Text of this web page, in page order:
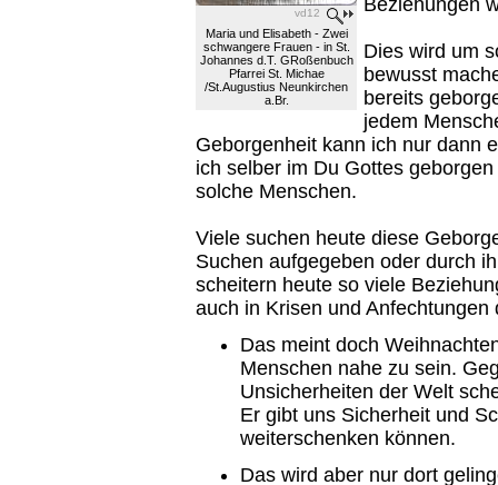
vd12
Maria und Elisabeth - Zwei
schwangere Frauen - in St.
Johannes d.T. GRoßenbuch
Pfarrei St. Michae
/St.Augustius Neunkirchen
a.Br.
Beziehungen
Dies wird um
bewusst
bereits
jedem
Geborgenheit kann ich nur dann
ich selber im Du Gottes
solche Menschen.
Viele suchen heute diese
Suchen aufgegeben oder durch
scheitern heute so viele
auch in Krisen und
Das meint doch
Menschen nahe zu sein.
Unsicherheiten der Welt
Er gibt uns Sicherheit und
weiterschenken können.
Das wird aber nur dort